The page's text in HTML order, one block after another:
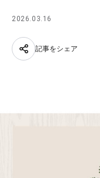
2026.03.16
記事をシェア